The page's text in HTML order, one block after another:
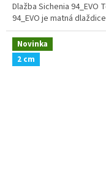
Dlažba Sichenia 94_EVO
94_EVO je matná
Novinka
2 cm